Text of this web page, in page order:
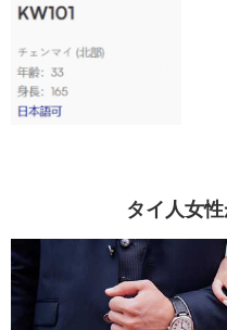
タイ人女